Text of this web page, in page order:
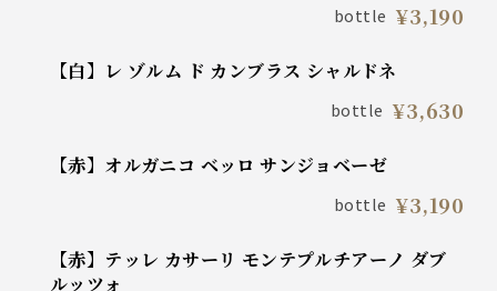
bottle ¥3,190
【白】レ ゾルム ド カンブラス シャルドネ
bottle ¥3,630
【赤】オルガニコ ベッロ サンジョベーゼ
bottle ¥3,190
【赤】テッレ カサーリ モンテプルチアーノ ダブ
ルッツォ